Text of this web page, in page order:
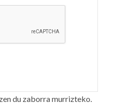
du zaborra murrizteko.